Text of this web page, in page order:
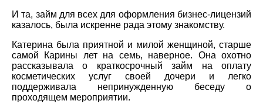
И та, займ для всех для оформления бизнес-лицензий
казалось, была искренне рада этому знакомству.
Катерина была приятной и милой женщиной, старше
самой Карины лет на семь, наверное. Она охотно
рассказывала о краткосрочный займ на оплату
косметических услуг своей дочери и легко
поддерживала непринужденную беседу о
проходящем мероприятии.